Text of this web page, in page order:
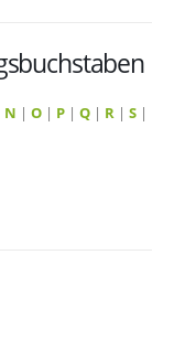
N | O | P | Q | R | S |